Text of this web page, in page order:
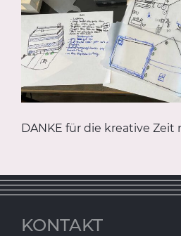
DANKE für die kreative Zeit
KONTAKT